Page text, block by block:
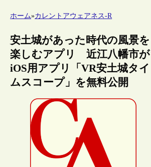
ホーム»カレントアウェアネス-R
安土城があった時代の風景を
楽しむアプリ 近江八幡市が
iOS用アプリ「VR安土城タイ
ムスコープ」を無料公開